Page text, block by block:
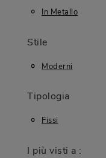
In Metallo
Stile
Moderni
Tipologia
Fissi
I più visti a :